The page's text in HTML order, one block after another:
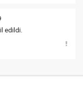
edildi.